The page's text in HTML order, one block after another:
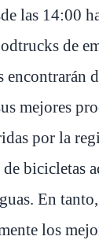
las 14:00
de
mejores
por la
bicicletas
En
los